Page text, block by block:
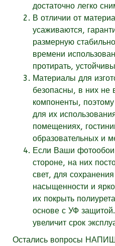
достаточно легко
В отличии от
усаживаются,
размерную
времени
протирать,
Материалы для
безопасны, в них не
компоненты, поэтому
для их
помещениях,
образовательных и
Если Ваши фотообои
стороне, на них
свет, для
насыщенности и
их покрыть
основе с УФ
увеличит срок
Остались вопросы